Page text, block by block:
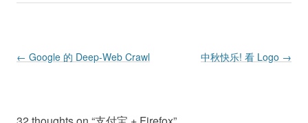
Post navigation
← Google 的 Deep-Web Crawl 中秋快乐! 看 Logo →